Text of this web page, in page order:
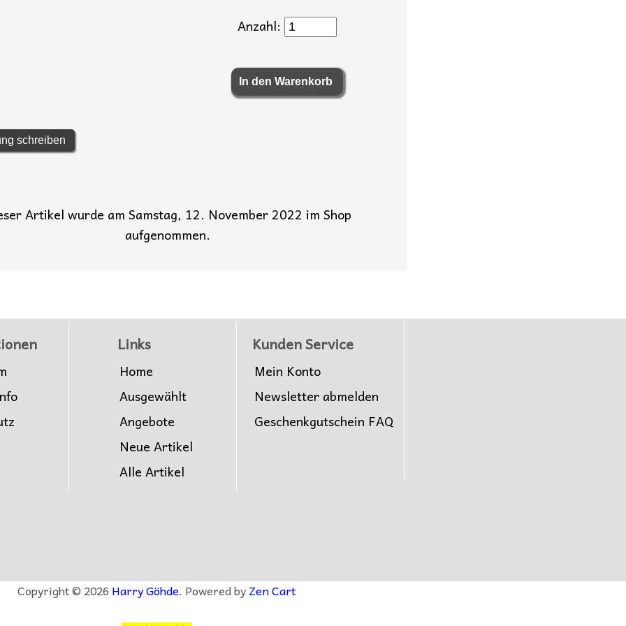
Anzahl:
schreiben
Artikel wurde am Samstag, 12. November 2022 im Shop
aufgenommen.
Links
Home
Ausgewählt
Angebote
Neue Artikel
Alle Artikel
Kunden Service
Mein Konto
Newsletter abmelden
Geschenkgutschein FAQ
Copyright © 2026 Harry Göhde. Powered byZen Cart